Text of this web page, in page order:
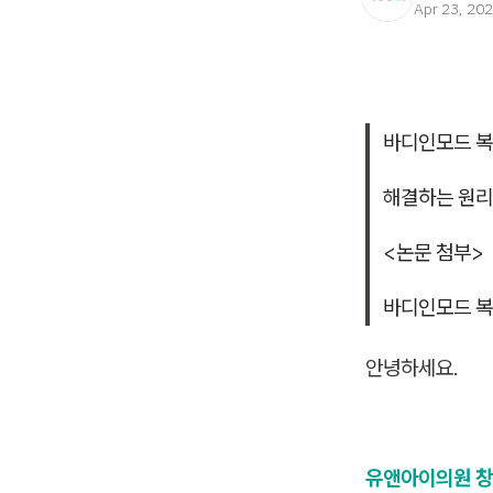
Apr 23,
바디인모드
해결하는 원리
<논문 첨부>
바디인모드
안녕하세요.
유앤아이의원